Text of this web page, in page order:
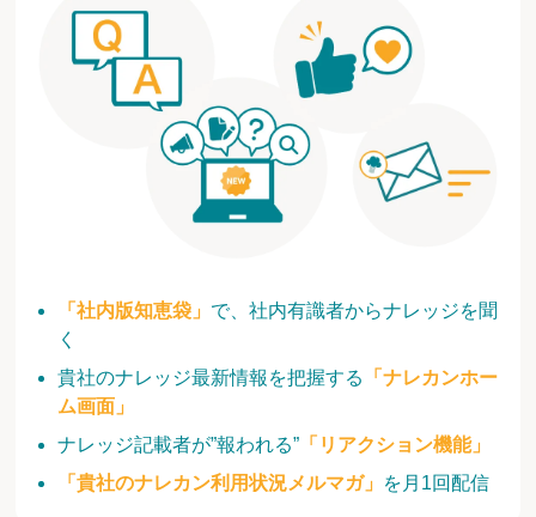
「社内版知恵袋」 で、社内有識者からナレッジを聞
く
貴社のナレッジ最新情報を把握する
「ナレカンホー
ム画面」
ナレッジ記載者が”報われる” 「リアクション機能」
「貴社のナレカン利用状況メルマガ」 を月1回配信